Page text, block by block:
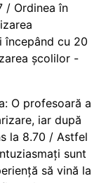
/ Ordinea în
începând cu 20
școlilor -
O profesoară a
iar după
la 8.70 / Astfel
sunt
să vină la